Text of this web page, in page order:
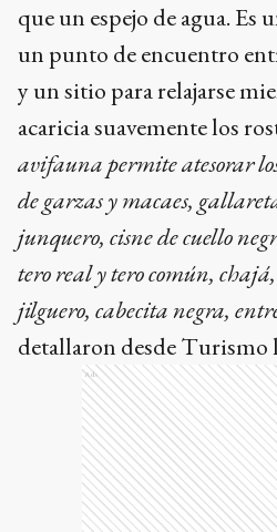
que un espejo de agua. Es
un punto de encuentro
y un sitio para relajarse
acaricia suavemente los
avifauna permite atesorar
de garzas y macaes,
junquero, cisne de cuello
tero real y tero común,
jilguero, cabecita negra,
detallaron desde Turismo
Ads